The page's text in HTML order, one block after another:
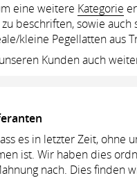
eine weitere Kategorie
beschriften, sowie
kleine Pegellatten aus
Kunden auch
es in letzter Zeit, ohne
ist. Wir haben dies
nach. Dies finden